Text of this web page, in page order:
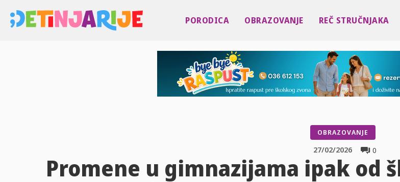
PORODICA OBRAZOVANJE REČ STRUČNJAKA
OBRAZOVANJE
0
27/02/2026
Promene u gimnazijama ipak od